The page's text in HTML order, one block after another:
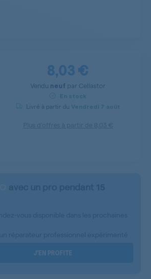
8,03 €
Vendu neuf par Cellastor
En stock
Livré à partir du Vendredi 7 août
J’EN PROFITE